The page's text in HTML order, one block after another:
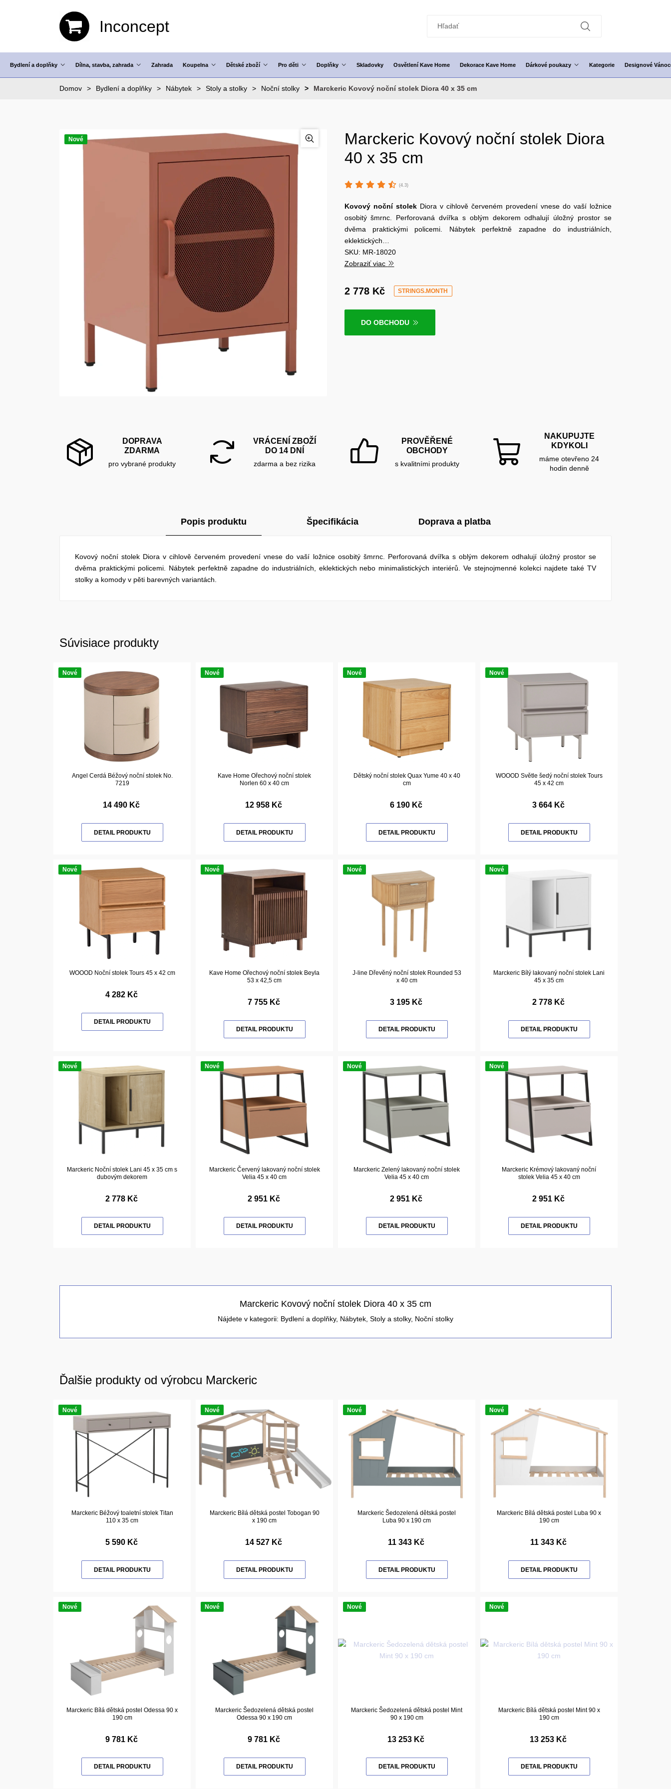
Inconcept
Bydlení a doplňky Dílna, stavba, zahrada Zahrada Koupelna Dětské zboží Pro děti Doplňky Skladovky Osvětlení Kave Home Dekorace Kave Home Dárkové poukazy Kategorie Designové
Domov Bydlení a doplňky Nábytek Stoly a stolky Noční stolky Marckeric Kovový noční stolek Diora 40 x 35 cm
Nové
Marckeric Kovový noční stolek Diora
40 x 35 cm
(4.3)
Kovový nočnístolekDiora v cihlově červeném provedení vnese do vaší ložnice
osobitý šmrnc. Perforovaná dvířka s oblým dekorem odhalují úložný prostor se
dvěma praktickými policemi. Nábytek perfektně zapadne do industriálních,
eklektických…
SKU: MR-18020
Zobraziť viac
2 778 Kč STRINGS.MONTH
DO OBCHODU
DOPRAVA
ZDARMA
pro vybrané produkty
VRÁCENÍ ZBOŽÍ
DO 14 DNÍ
zdarma a bez rizika
PROVĚŘENÉ
OBCHODY
s kvalitními produkty
NAKUPUJTE
KDYKOLI
máme otevřeno 24
hodin denně
Popis produktu Špecifikácia Doprava a platba
Kovový noční stolek Diora v cihlově červeném provedení vnese do vaší ložnice osobitý šmrnc. Perforovaná dvířka s oblým dekorem odhalují úložný prostor se
dvěma praktickými policemi. Nábytek perfektně zapadne do industriálních, eklektických nebo minimalistických interiérů. Ve stejnojmenné kolekci najdete také TV
stolky a komody v pěti barevných variantách.
Súvisiace produkty
Nové
Angel Cerdá Béžový noční stolek No.
7219
14 490 Kč
DETAIL PRODUKTU
Nové
Kave Home Ořechový noční stolek
Norlen 60 x 40 cm
12 958 Kč
DETAIL PRODUKTU
Nové
Dětský noční stolek Quax Yume 40 x 40
cm
6 190 Kč
DETAIL PRODUKTU
Nové
WOOOD Světle šedý noční stolek Tours
45 x 42 cm
3 664 Kč
DETAIL PRODUKTU
Nové
WOOOD Noční stolek Tours 45 x 42 cm
4 282 Kč
DETAIL PRODUKTU
Nové
Kave Home Ořechový noční stolek Beyla
53 x 42,5 cm
7 755 Kč
DETAIL PRODUKTU
Nové
J-line Dřevěný noční stolek Rounded 53
x 40 cm
3 195 Kč
DETAIL PRODUKTU
Nové
Marckeric Bílý lakovaný noční stolek Lani
45 x 35 cm
2 778 Kč
DETAIL PRODUKTU
Nové
Marckeric Noční stolek Lani 45 x 35 cm s
dubovým dekorem
2 778 Kč
DETAIL PRODUKTU
Nové
Marckeric Červený lakovaný noční stolek
Velia 45 x 40 cm
2 951 Kč
DETAIL PRODUKTU
Nové
Marckeric Zelený lakovaný noční stolek
Velia 45 x 40 cm
2 951 Kč
DETAIL PRODUKTU
Nové
Marckeric Krémový lakovaný noční
stolek Velia 45 x 40 cm
2 951 Kč
DETAIL PRODUKTU
Marckeric Kovový noční stolek Diora 40 x 35 cm
Nájdete v kategorii: Bydlení a doplňky, Nábytek, Stoly a stolky, Noční stolky
Ďalšie produkty od výrobcu Marckeric
Nové
Marckeric Béžový toaletní stolek Titan
110 x 35 cm
5 590 Kč
DETAIL PRODUKTU
Nové
Marckeric Bílá dětská postel Tobogan 90
x 190 cm
14 527 Kč
DETAIL PRODUKTU
Nové
Marckeric Šedozelená dětská postel
Luba 90 x 190 cm
11 343 Kč
DETAIL PRODUKTU
Nové
Marckeric Bílá dětská postel Luba 90 x
190 cm
11 343 Kč
DETAIL PRODUKTU
Nové
Marckeric Bílá dětská postel Odessa 90 x
190 cm
9 781 Kč
DETAIL PRODUKTU
Nové
Marckeric Šedozelená dětská postel
Odessa 90 x 190 cm
9 781 Kč
DETAIL PRODUKTU
Nové
Marckeric Šedozelená dětská postel Mint
90 x 190 cm
13 253 Kč
DETAIL PRODUKTU
Nové
Marckeric Bílá dětská postel Mint 90 x
190 cm
13 253 Kč
DETAIL PRODUKTU